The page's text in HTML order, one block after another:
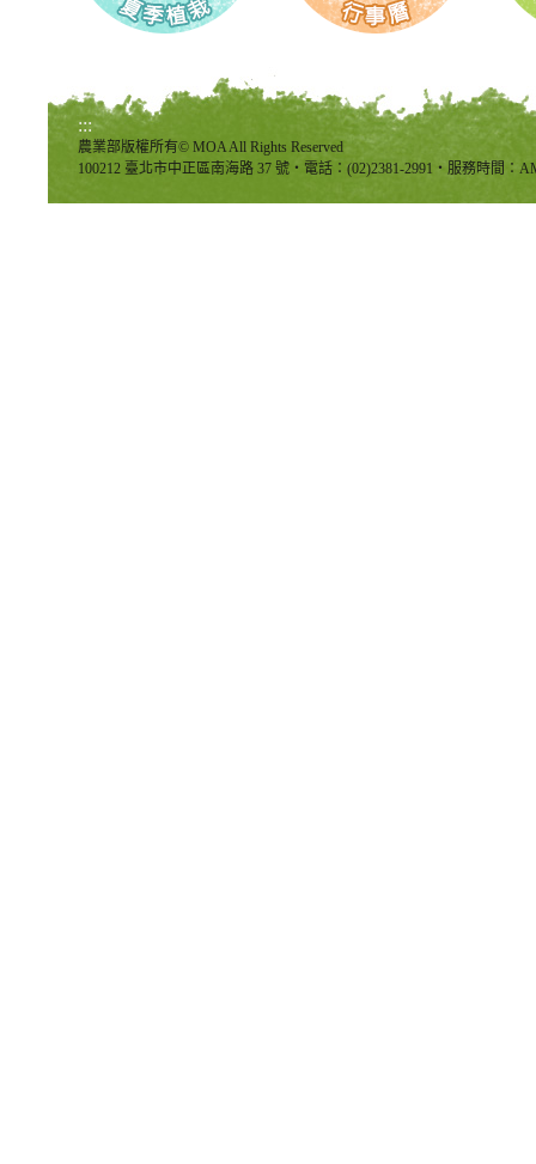
:::
農業部版權所有© MOA All Rights Reserved
100212 臺北市中正區南海路 37 號‧電話：(02)2381-2991‧服務時間：